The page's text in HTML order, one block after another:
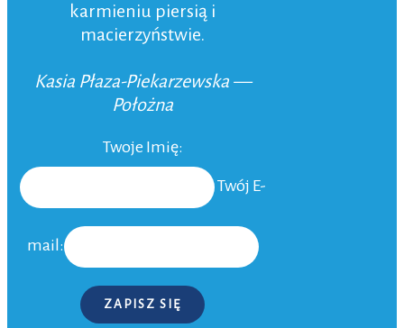
karmieniu piersią i
macierzyństwie.
Kasia Płaza-Piekarzewska —
Położna
Twoje Imię:
Twój E-
mail:
ZAPISZ SIĘ